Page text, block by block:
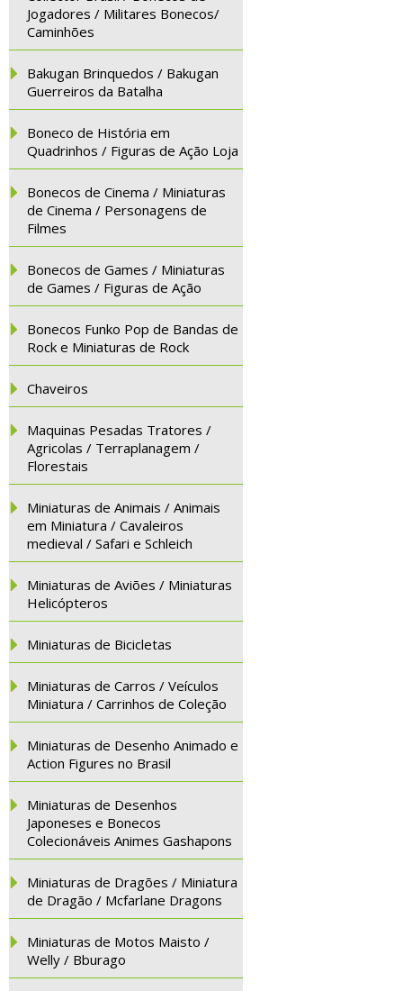
Jogadores / Militares Bonecos/
Caminhões
Bakugan Brinquedos / Bakugan
Guerreiros da Batalha
Boneco de História em
Quadrinhos / Figuras de Ação Loja
Bonecos de Cinema / Miniaturas
de Cinema / Personagens de
Filmes
Bonecos de Games / Miniaturas
de Games / Figuras de Ação
Bonecos Funko Pop de Bandas de
Rock e Miniaturas de Rock
Chaveiros
Maquinas Pesadas Tratores /
Agricolas / Terraplanagem /
Florestais
Miniaturas de Animais / Animais
em Miniatura / Cavaleiros
medieval / Safari e Schleich
Miniaturas de Aviões / Miniaturas
Helicópteros
Miniaturas de Bicicletas
Miniaturas de Carros / Veículos
Miniatura / Carrinhos de Coleção
Miniaturas de Desenho Animado e
Action Figures no Brasil
Miniaturas de Desenhos
Japoneses e Bonecos
Colecionáveis Animes Gashapons
Miniaturas de Dragões / Miniatura
de Dragão / Mcfarlane Dragons
Miniaturas de Motos Maisto /
Welly / Bburago